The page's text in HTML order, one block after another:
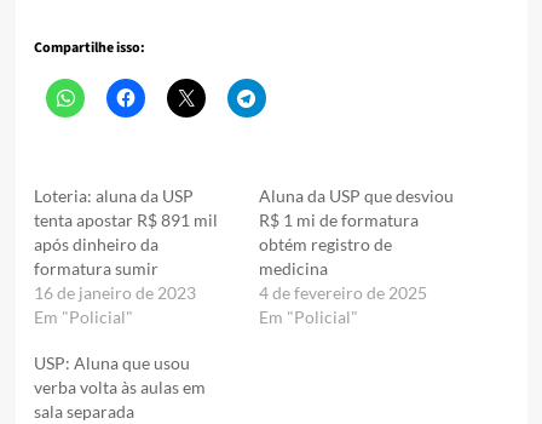
Compartilhe isso:
Loteria: aluna da USP
tenta apostar R$ 891 mil
após dinheiro da
formatura sumir
16 de janeiro de 2023
Em "Policial"
Aluna da USP que desviou
R$ 1 mi de formatura
obtém registro de
medicina
4 de fevereiro de 2025
Em "Policial"
USP: Aluna que usou
verba volta às aulas em
sala separada